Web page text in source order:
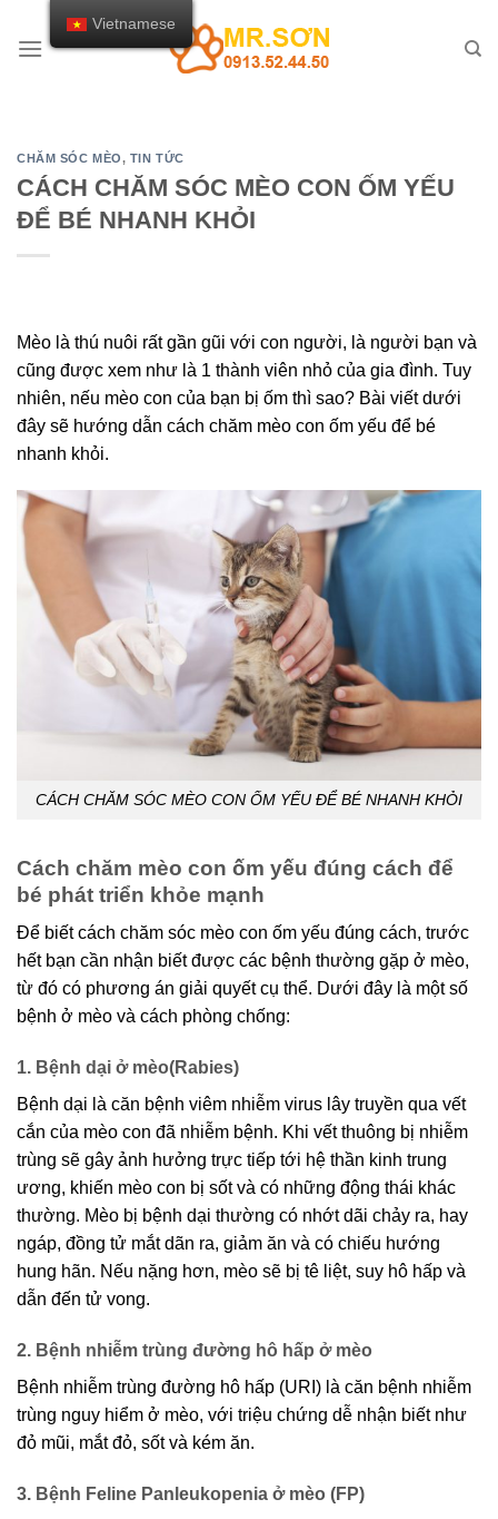
đến
CHĂM SÓC MÈO, TIN TỨC
CÁCH CHĂM SÓC MÈO CON ỐM YẾU
ĐỂ BÉ NHANH KHỎI
Mèo là thú nuôi rất gần gũi với con người, là người bạn và
cũng được xem như là 1 thành viên nhỏ của gia đình. Tuy
nhiên, nếu mèo con của bạn bị ốm thì sao? Bài viết dưới
đây sẽ hướng dẫn cách chăm mèo con ốm yếu để bé
nhanh khỏi.
CÁCH CHĂM SÓC MÈO CON ỐM YẾU ĐỂ BÉ NHANH KHỎI
Cách chăm mèo con ốm yếu đúng cách để
bé phát triển khỏe mạnh
Để biết cách chăm sóc mèo con ốm yếu đúng cách, trước
hết bạn cần nhận biết được các bệnh thường gặp ở mèo,
từ đó có phương án giải quyết cụ thể. Dưới đây là một số
bệnh ở mèo và cách phòng chống:
1. Bệnh dại ở mèo(Rabies)
Bệnh dại là căn bệnh viêm nhiễm virus lây truyền qua vết
cắn của mèo con đã nhiễm bệnh. Khi vết thuông bị nhiễm
trùng sẽ gây ảnh hưởng trực tiếp tới hệ thần kinh trung
ương, khiến mèo con bị sốt và có những động thái khác
thường. Mèo bị bệnh dại thường có nhớt dãi chảy ra, hay
ngáp, đồng tử mắt dãn ra, giảm ăn và có chiếu hướng
hung hãn. Nếu nặng hơn, mèo sẽ bị tê liệt, suy hô hấp và
dẫn đến tử vong.
2. Bệnh nhiễm trùng đường hô hấp ở mèo
Bệnh nhiễm trùng đường hô hấp (URI) là căn bệnh nhiễm
trùng nguy hiểm ở mèo, với triệu chứng dễ nhận biết như
đỏ mũi, mắt đỏ, sốt và kém ăn.
3. Bệnh Feline Panleukopenia ở mèo (FP)
Vietnamese